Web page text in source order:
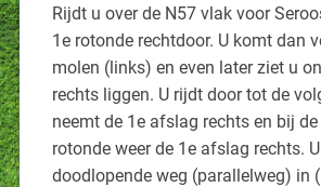
Rijdt u over de N57 vlak voor
1e rotonde rechtdoor. U komt dan
molen (links) en even later ziet u
rechts liggen. U rijdt door tot de
neemt de 1e afslag rechts en bij
rotonde weer de 1e afslag rechts.
doodlopende weg (parallelweg) in